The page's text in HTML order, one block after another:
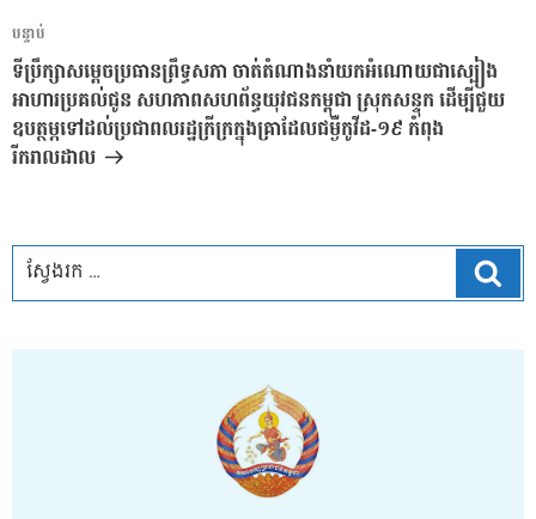
អត្ថបទ
បន្ទាប់
បន្ទាប់
ទីប្រឹក្សាសម្តេចប្រធានព្រឹទ្ធសភា ចាត់តំណាងនាំយកអំណោយជាស្បៀង
អាហារប្រគល់ជូន សហភាពសហព័ន្ធយុវជនកម្ពុជា ស្រុកសន្ទុក ដើម្បីជួយ
ឧបត្ថម្ភទៅដល់ប្រជាពលរដ្ឋក្រីក្រក្នុងគ្រាដែលជម្ងឺកូវីដ-១៩ កំពុង
រីករាលដាល